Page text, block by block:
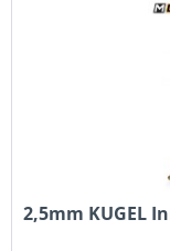
2,5mm KUGEL